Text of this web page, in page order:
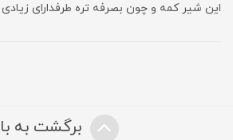
این شیر کمه و چون بصرفه تره طرفدارای زیادی
برگشت به